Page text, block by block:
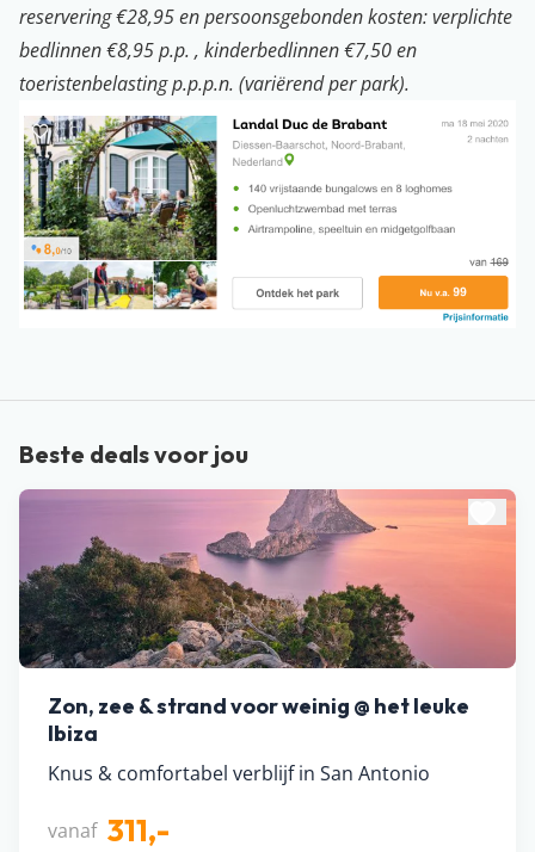
reservering €28,95 en persoonsgebonden kosten: verplichte
bedlinnen €8,95 p.p. , kinderbedlinnen €7,50 en
toeristenbelasting p.p.p.n. (variërend per park).
Beste deals voor jou
Zon, zee & strand voor weinig @ het leuke
Ibiza
Knus & comfortabel verblijf in San Antonio
vanaf 311,-